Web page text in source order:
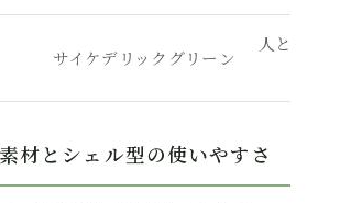
サイケデリックグリーン
人と違う
材とシェル型の使いやすさ